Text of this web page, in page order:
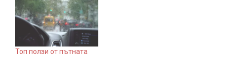
Топ ползи от пътната